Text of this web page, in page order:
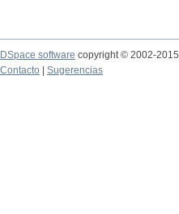
DSpace software copyright © 2002-2015
Contacto
Sugerencias